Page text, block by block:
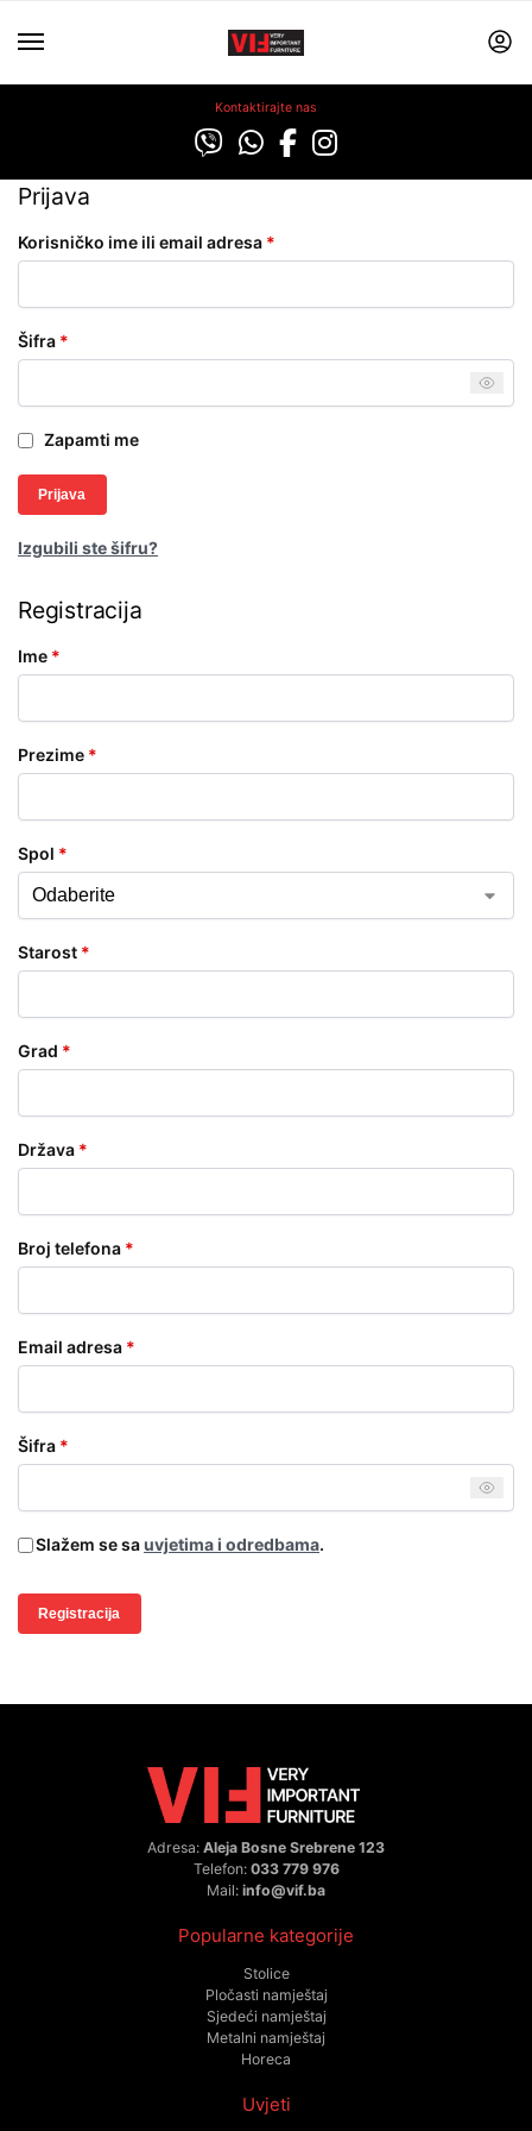
Kontaktirajte nas
Prijava
Korisničko ime ili email adresa *
Šifra *
Zapamti me
Prijava
Izgubili ste šifru?
Registracija
Ime *
Prezime *
Spol *
Starost *
Grad *
Država *
Broj telefona *
Email adresa *
Šifra *
Slažem se sauvjetima i odredbama.
Registracija
Adresa: Aleja Bosne Srebrene 123
Telefon: 033 779 976
Mail: info@vif.ba
Popularne kategorije
Stolice
Pločasti namještaj
Sjedeći namještaj
Metalni namještaj
Horeca
Uvjeti